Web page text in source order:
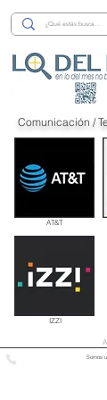
Comunicación /
AT&T
IZZI
Somos